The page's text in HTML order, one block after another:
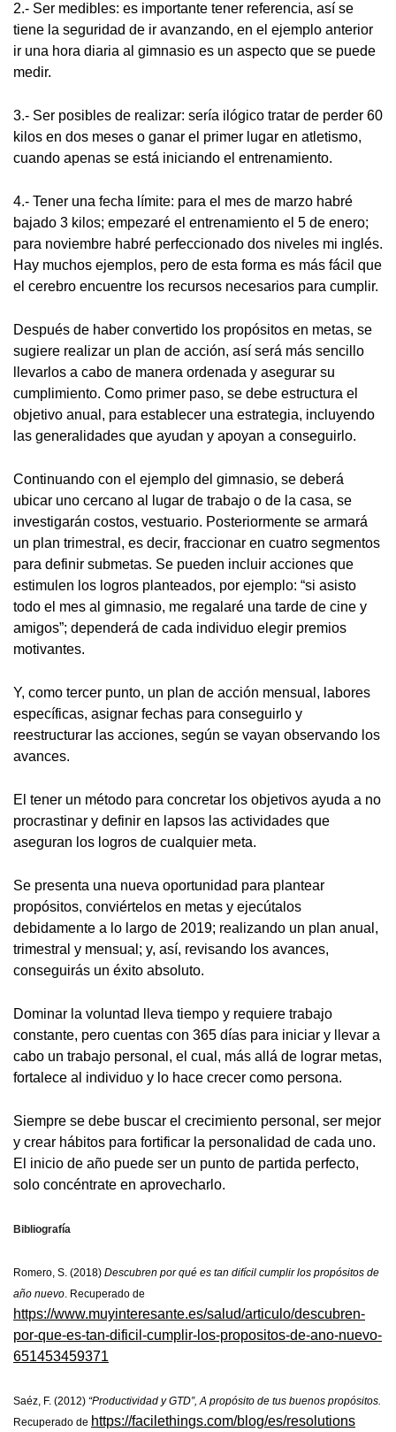
2.- Ser medibles: es importante tener referencia, así se
tiene la seguridad de ir avanzando, en el ejemplo anterior
ir una hora diaria al gimnasio es un aspecto que se puede
medir.
3.- Ser posibles de realizar: sería ilógico tratar de perder 60
kilos en dos meses o ganar el primer lugar en atletismo,
cuando apenas se está iniciando el entrenamiento.
4.- Tener una fecha límite: para el mes de marzo habré
bajado 3 kilos; empezaré el entrenamiento el 5 de enero;
para noviembre habré perfeccionado dos niveles mi inglés.
Hay muchos ejemplos, pero de esta forma es más fácil que
el cerebro encuentre los recursos necesarios para cumplir.
Después de haber convertido los propósitos en metas, se
sugiere realizar un plan de acción, así será más sencillo
llevarlos a cabo de manera ordenada y asegurar su
cumplimiento. Como primer paso, se debe estructura el
objetivo anual, para establecer una estrategia, incluyendo
las generalidades que ayudan y apoyan a conseguirlo.
Continuando con el ejemplo del gimnasio, se deberá
ubicar uno cercano al lugar de trabajo o de la casa, se
investigarán costos, vestuario. Posteriormente se armará
un plan trimestral, es decir, fraccionar en cuatro segmentos
para definir submetas. Se pueden incluir acciones que
estimulen los logros planteados, por ejemplo: “si asisto
todo el mes al gimnasio, me regalaré una tarde de cine y
amigos”; dependerá de cada individuo elegir premios
motivantes.
Y, como tercer punto, un plan de acción mensual, labores
específicas, asignar fechas para conseguirlo y
reestructurar las acciones, según se vayan observando los
avances.
El tener un método para concretar los objetivos ayuda a no
procrastinar y definir en lapsos las actividades que
aseguran los logros de cualquier meta.
Se presenta una nueva oportunidad para plantear
propósitos, conviértelos en metas y ejecútalos
debidamente a lo largo de 2019; realizando un plan anual,
trimestral y mensual; y, así, revisando los avances,
conseguirás un éxito absoluto.
Dominar la voluntad lleva tiempo y requiere trabajo
constante, pero cuentas con 365 días para iniciar y llevar a
cabo un trabajo personal, el cual, más allá de lograr metas,
fortalece al individuo y lo hace crecer como persona.
Siempre se debe buscar el crecimiento personal, ser mejor
y crear hábitos para fortificar la personalidad de cada uno.
El inicio de año puede ser un punto de partida perfecto,
solo concéntrate en aprovecharlo.
Bibliografía
Romero, S. (2018) Descubren por qué es tan difícil cumplir los propósitos de
año nuevo. Recuperado de
https://www.muyinteresante.es/salud/articulo/descubren-
por-que-es-tan-dificil-cumplir-los-propositos-de-ano-nuevo-
651453459371
Saéz, F. (2012) “Productividad y GTD”, A propósito de tus buenos propósitos.
Recuperado de https://facilethings.com/blog/es/resolutions